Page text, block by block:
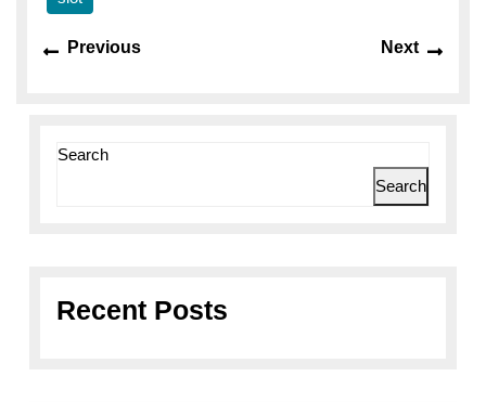
Previous Next
Search
Search
Recent Posts